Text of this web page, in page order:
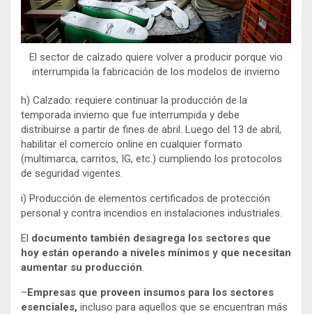
El sector de calzado quiere volver a producir porque vio
interrumpida la fabricación de los modelos de invierno
h) Calzado: requiere continuar la producción de la
temporada invierno que fue interrumpida y debe
distribuirse a partir de fines de abril. Luego del 13 de abril,
habilitar el comercio online en cualquier formato
(multimarca, carritos, IG, etc.) cumpliendo los protocolos
de seguridad vigentes.
i) Producción de elementos certificados de protección
personal y contra incendios en instalaciones industriales.
El documento también desagrega los sectores que
hoy están operando a niveles mínimos y que necesitan
aumentar su producción.
–Empresas que proveen insumos para los sectores
esenciales, incluso para aquellos que se encuentran más